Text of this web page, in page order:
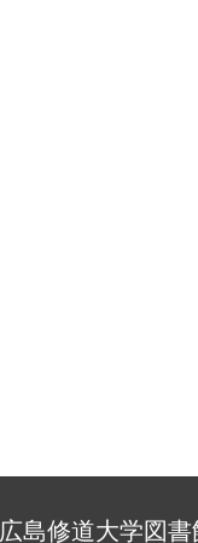
広島修道大学図